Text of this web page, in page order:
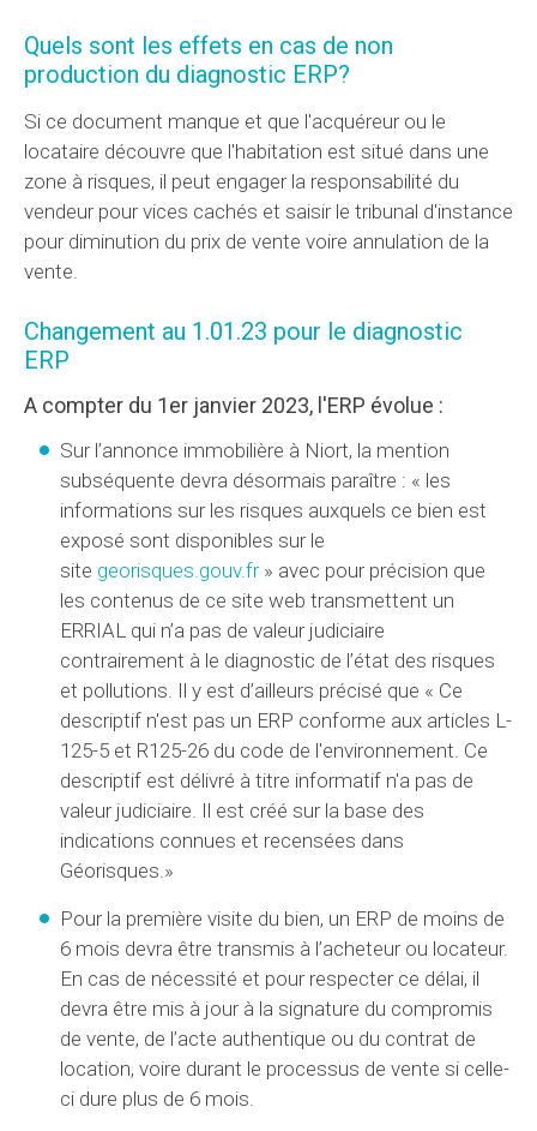
Quels sont les effets en cas de non
production du diagnostic ERP?
Si ce document manque et que l'acquéreur ou le
locataire découvre que l'habitation est situé dans une
zone à risques, il peut engager la responsabilité du
vendeur pour vices cachés et saisir le tribunal d'instance
pour diminution du prix de vente voire annulation de la
vente.
Changement au 1.01.23 pour le diagnostic
ERP
A compter du 1er janvier 2023, l'ERP évolue :
Sur l’annonce immobilière à Niort, la mention
subséquente devra désormais paraître : « les
informations sur les risques auxquels ce bien est
exposé sont disponibles sur le
site georisques.gouv.fr» avec pour précision que
les contenus de ce site web transmettent un
ERRIAL qui n’a pas de valeur judiciaire
contrairement à le diagnostic de l’état des risques
et pollutions. Il y est d’ailleurs précisé que « Ce
descriptif n'est pas un ERP conforme aux articles L-
125-5 et R125-26 du code de l'environnement. Ce
descriptif est délivré à titre informatif n'a pas de
valeur judiciaire. Il est créé sur la base des
indications connues et recensées dans
Géorisques.»
Pour la première visite du bien, un ERP de moins de
6 mois devra être transmis à l’acheteur ou locateur.
En cas de nécessité et pour respecter ce délai, il
devra être mis à jour à la signature du compromis
de vente, de l’acte authentique ou du contrat de
location, voire durant le processus de vente si celle-
ci dure plus de 6 mois.